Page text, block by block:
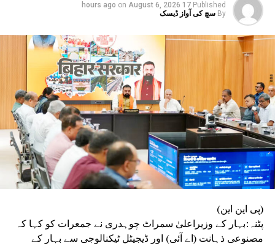
Published
17 hours ago
on August 6, 2026
By سچ کی آواز ڈیسک
(پی این این)
پٹنہ:بہار کے وزیراعلیٰ سمراٹ چوہدری نے جمعرات کو کہا کہ
مصنوعی ذہانت (اے آئی) اور ڈیجیٹل ٹیکنالوجی سے بہار کے